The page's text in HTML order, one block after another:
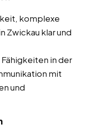
komplexe
Zwickau klar und
Fähigkeiten in der
mit
und